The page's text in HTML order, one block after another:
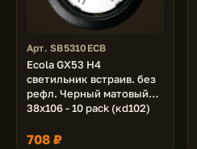
Арт. SB5310ECB
Ecola GX53 H4
светильник встраив. без
рефл. Черный матовый
38x106 - 10 pack (кd102)
708 ₽